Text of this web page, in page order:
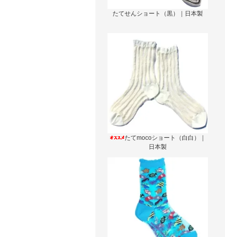
たてせんショート（黒）｜日本製
たてmocoショート（白白）｜
日本製